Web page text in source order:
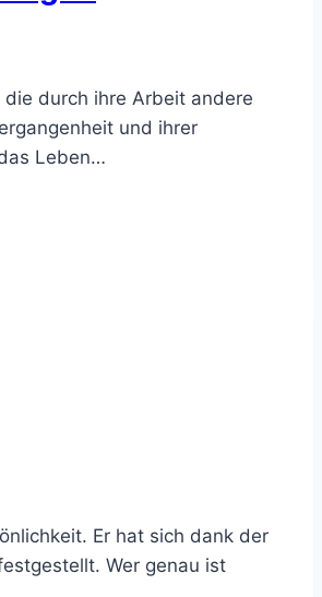
durch ihre Arbeit andere
und ihrer
Leben…
Er hat sich dank der
Wer genau ist